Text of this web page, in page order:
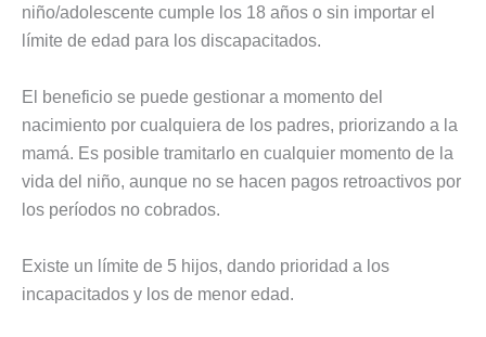
niño/adolescente cumple los 18 años o sin importar el
límite de edad para los discapacitados.
El beneficio se puede gestionar a momento del
nacimiento por cualquiera de los padres, priorizando a la
mamá. Es posible tramitarlo en cualquier momento de la
vida del niño, aunque no se hacen pagos retroactivos por
los períodos no cobrados.
Existe un límite de 5 hijos, dando prioridad a los
incapacitados y los de menor edad.